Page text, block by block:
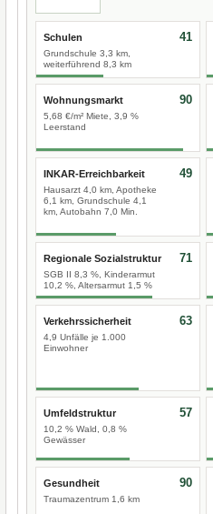
Schulen
Grundschule 3,3 km,
weiterführend 8,3 km
41
Wohnungsmarkt
5,68 €/m² Miete, 3,9 %
Leerstand
90
INKAR-Erreichbarkeit
Hausarzt 4,0 km, Apotheke
6,1 km, Grundschule 4,1
km, Autobahn 7,0 Min.
49
Regionale Sozialstruktur
SGB II 8,3 %, Kinderarmut
10,2 %, Altersarmut 1,5 %
71
Verkehrssicherheit
4,9 Unfälle je 1.000
Einwohner
63
Umfeldstruktur
10,2 % Wald, 0,8 %
Gewässer
57
Gesundheit
Traumazentrum 1,6 km
90